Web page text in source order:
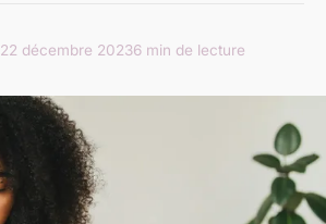
22 décembre 20236 min de lecture